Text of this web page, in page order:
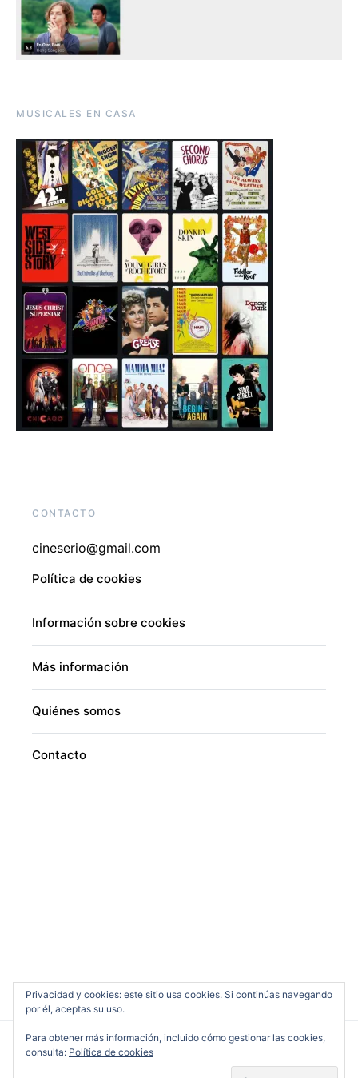
MUSICALES EN CASA
CONTACTO
cineserio@gmail.com
Política de cookies
Información sobre cookies
Más información
Quiénes somos
Contacto
Privacidad y cookies: este sitio usa cookies. Si continúas navegando
por él, aceptas su uso.
Para obtener más información, incluido cómo gestionar las cookies,
consulta: Política de cookies